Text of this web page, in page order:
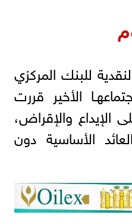
للبنك المركزي
الأخير قررت
الإيداع والإقراض،
الأساسية دون